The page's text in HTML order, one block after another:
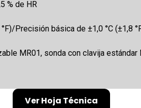
% de HR
Precisión básica de ±1,0 °C (±1,8
MR01, sonda con clavija estándar
Ver Hoja Técnica